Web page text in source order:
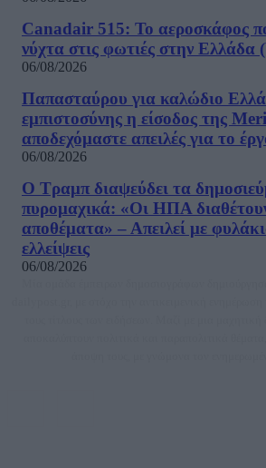
Canadair 515: Το αεροσκάφος
νύχτα στις φωτιές στην Ελλάδα
06/08/2026
Παπασταύρου για καλώδιο
εμπιστοσύνης η είσοδος της
αποδεχόμαστε απειλές για το
06/08/2026
Ο Τραμπ διαψεύδει τα
πυρομαχικά: «Οι ΗΠΑ
αποθέματα» – Απειλεί με
ελλείψεις
06/08/2026